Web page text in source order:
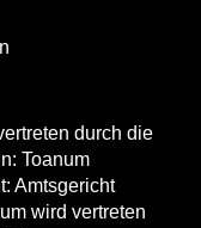
durch die
Toanum
Amtsgericht
wird vertreten